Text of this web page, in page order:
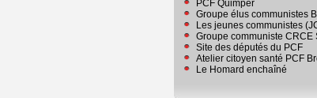
PCF Quimper
Groupe élus communistes
Les jeunes communistes
Groupe communiste CRCE
Site des députés du PCF
Atelier citoyen santé PCF
Le Homard enchaîné